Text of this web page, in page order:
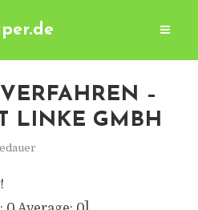
–
LINKE GMBH